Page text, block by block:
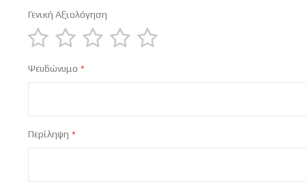
Γενική Αξιολόγηση
star
stars
stars
stars
stars
Ψευδώνυμο
Περίληψη